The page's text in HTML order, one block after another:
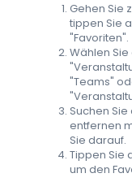
Gehen Sie
tippen Sie
"Favoriten".
Wählen
"Teams"
Suchen
entfernen
Sie darauf.
Tippen Sie
um den